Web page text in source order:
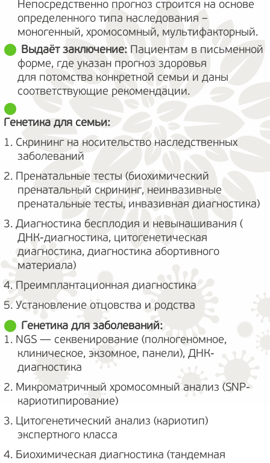
Непосредственно прогноз строится на основе
определенного типа наследования –
моногенный, хромосомный, мультифакторный.
Выдаёт заключение: Пациентам в письменной
форме, где указан прогноз здоровья
для потомства конкретной семьи и даны
соответствующие рекомендации.
Генетика для семьи:
1. Скрининг на носительство наследственных
заболеваний
2. Пренатальные тесты (биохимический
пренатальный скрининг, неинвазивные
пренатальные тесты, инвазивная диагностика)
3. Диагностика бесплодия и невынашивания (
ДНК-диагностика, цитогенетическая
диагностика, диагностика абортивного
материала)
4. Преимплантационная диагностика
5. Установление отцовства и родства
Генетика для заболеваний:
1. NGS — секвенирование (полногеномное,
клиническое, экзомное, панели), ДНК-
диагностика
2. Микроматричный хромосомный анализ (SNP-
кариотипирование)
3. Цитогенетический анализ (кариотип)
экспертного класса
4. Биохимическая диагностика (тандемная